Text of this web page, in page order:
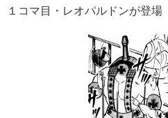
１コマ目・レオパルドンが登場